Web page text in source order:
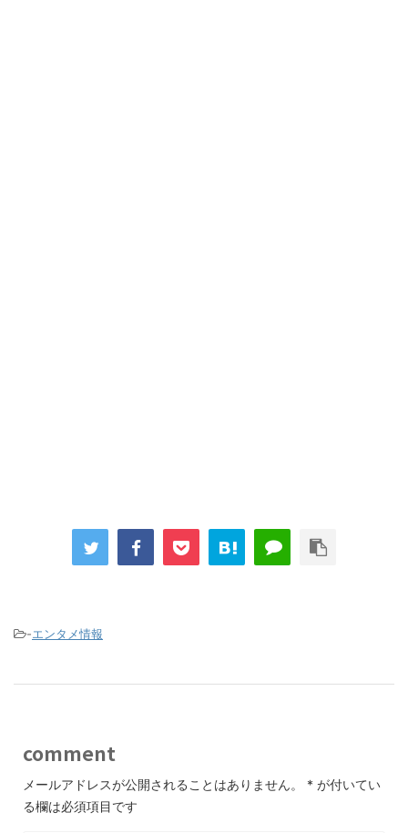
-エンタメ情報
comment
メールアドレスが公開されることはありません。 * が付いてい
る欄は必須項目です